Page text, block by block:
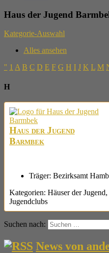
Haus der Jugend
Kategorie-Auswahl
Alles ansehen
" 1 A B C D E F G H I J K L M
H
Haus der Jugend
Barmbek
Träger: Bezirksamt
Kategorien: Häuser der Jugend,
Jugendclubs
Suchen nach:
News von